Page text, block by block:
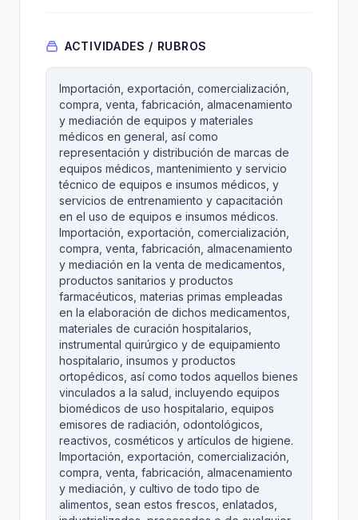
ACTIVIDADES / RUBROS
Importación, exportación, comercialización,
compra, venta, fabricación, almacenamiento
y mediación de equipos y materiales
médicos en general, así como
representación y distribución de marcas de
equipos médicos, mantenimiento y servicio
técnico de equipos e insumos médicos, y
servicios de entrenamiento y capacitación
en el uso de equipos e insumos médicos.
Importación, exportación, comercialización,
compra, venta, fabricación, almacenamiento
y mediación en la venta de medicamentos,
productos sanitarios y productos
farmacéuticos, materias primas empleadas
en la elaboración de dichos medicamentos,
materiales de curación hospitalarios,
instrumental quirúrgico y de equipamiento
hospitalario, insumos y productos
ortopédicos, así como todos aquellos bienes
vinculados a la salud, incluyendo equipos
biomédicos de uso hospitalario, equipos
emisores de radiación, odontológicos,
reactivos, cosméticos y artículos de higiene.
Importación, exportación, comercialización,
compra, venta, fabricación, almacenamiento
y mediación, y cultivo de todo tipo de
alimentos, sean estos frescos, enlatados,